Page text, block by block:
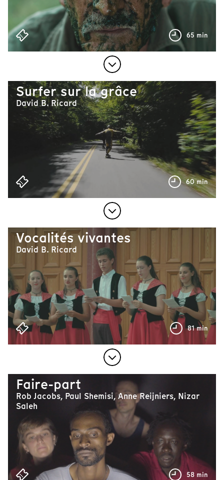
65 min
Surfer sur la grâce
David B. Ricard
60 min
Vocalités vivantes
David B. Ricard
81 min
Faire-part
Rob Jacobs, Paul Shemisi, Anne Reijniers, Nizar
Saleh
58 min